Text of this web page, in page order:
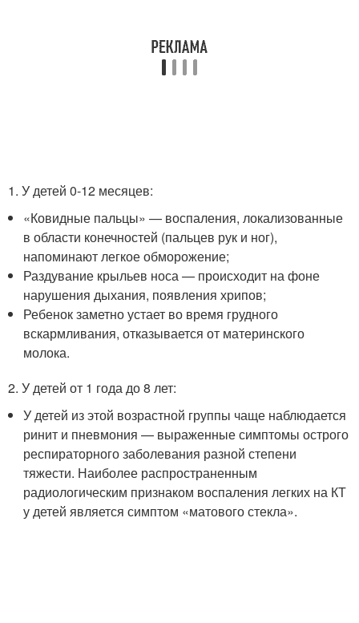
1. У детей 0-12 месяцев:
«Ковидные пальцы» — воспаления, локализованные
в области конечностей (пальцев рук и ног),
напоминают легкое обморожение;
Раздувание крыльев носа — происходит на фоне
нарушения дыхания, появления хрипов;
Ребенок заметно устает во время грудного
вскармливания, отказывается от материнского
молока.
2. У детей от 1 года до 8 лет:
У детей из этой возрастной группы чаще наблюдается
ринит и пневмония — выраженные симптомы острого
респираторного заболевания разной степени
тяжести. Наиболее распространенным
радиологическим признаком воспаления легких на КТ
у детей является симптом «матового стекла».